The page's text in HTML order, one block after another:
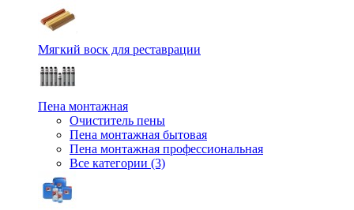
Мягкий воск для реставрации
Пена монтажная
Очиститель пены
Пена монтажная бытовая
Пена монтажная профессиональная
Все категории (3)